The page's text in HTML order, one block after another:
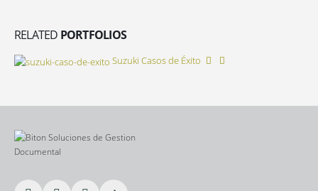
RELATED PORTFOLIOS
Suzuki Casos de Éxito